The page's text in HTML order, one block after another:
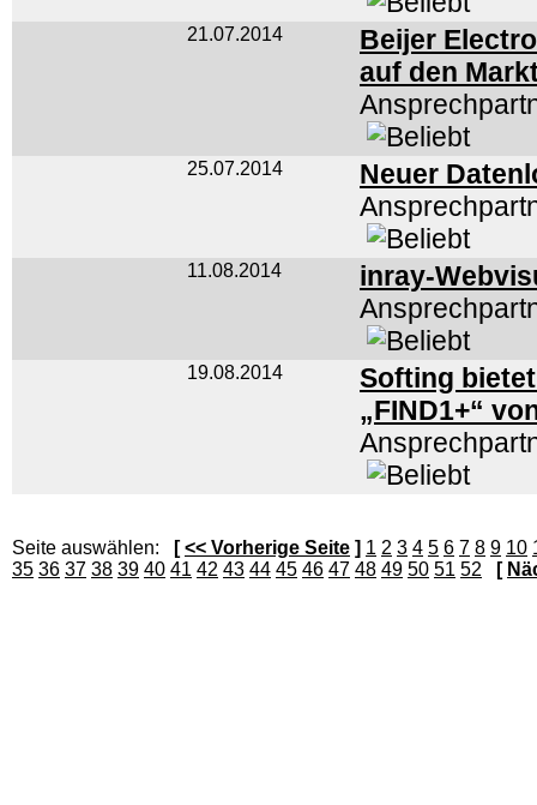
21.07.2014
Beijer
auf den
25.07.2014
Neuer
11.08.2014
inray-
19.08.2014
Softing
„FIND1+“
Seite auswählen: [<< Vorherige Seite ] 1 2 3 4 5 6 7 8 9 10
35 36 37 38 39 40 41 42 43 44 45 46 47 48 49 50 51 52 [